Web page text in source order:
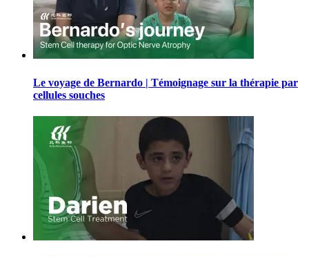
Le voyage de Bernardo | Témoignage sur la thérapie par
cellules souches